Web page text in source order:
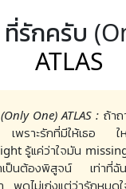
ที่รักครับ
ATLAS
One) ATLAS : ถ้าถ
พราะรักที่มีให้เธอ ให
รู้แค่ว่าใจมัน
ป็นต้องพิสูจน์ เท่าที่ฉัน
พูดไม่เก่งแต่ว่ารักหมด